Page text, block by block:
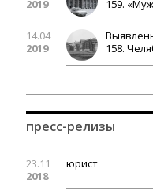
2019
159.
14.04
2019
158.
пресс-релизы
23.11
2018
юрист